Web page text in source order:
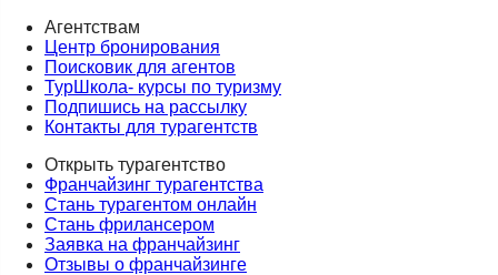
Агентствам
Центр бронирования
Поисковик для агентов
ТурШкола- курсы по туризму
Подпишись на рассылку
Контакты для турагентств
Открыть турагентство
Франчайзинг турагентства
Стань турагентом онлайн
Стань фрилансером
Заявка на франчайзинг
Отзывы о франчайзинге